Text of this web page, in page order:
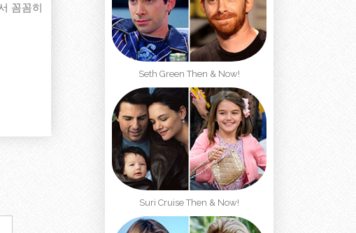
꼼꼼히
Seth Green Then & Now!
Suri Cruise Then & Now!